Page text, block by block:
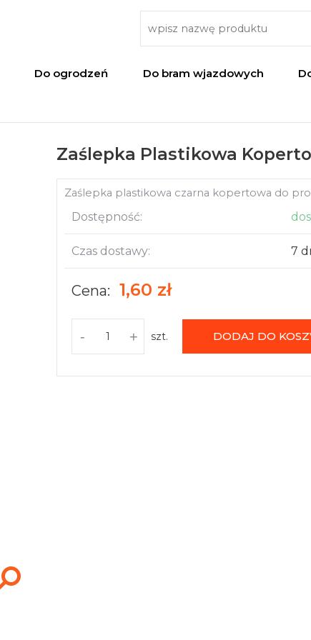
Do ogrodzeń Do bram wjazdowych
Zaślepka Plastikowa
Zaślepka plastikowa czarna kopertowa do
Dostępność:
Czas dostawy: 7
Cena: 1,60 zł
- + szt. DODAJ DO